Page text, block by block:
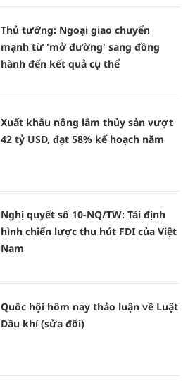
Thủ tướng: Ngoại giao chuyển
mạnh từ 'mở đường' sang đồng
hành đến kết quả cụ thể
Xuất khẩu nông lâm thủy sản vượt
42 tỷ USD, đạt 58% kế hoạch năm
Nghị quyết số 10-NQ/TW: Tái định
hình chiến lược thu hút FDI của Việt
Nam
Quốc hội hôm nay thảo luận về Luật
Dầu khí (sửa đổi)